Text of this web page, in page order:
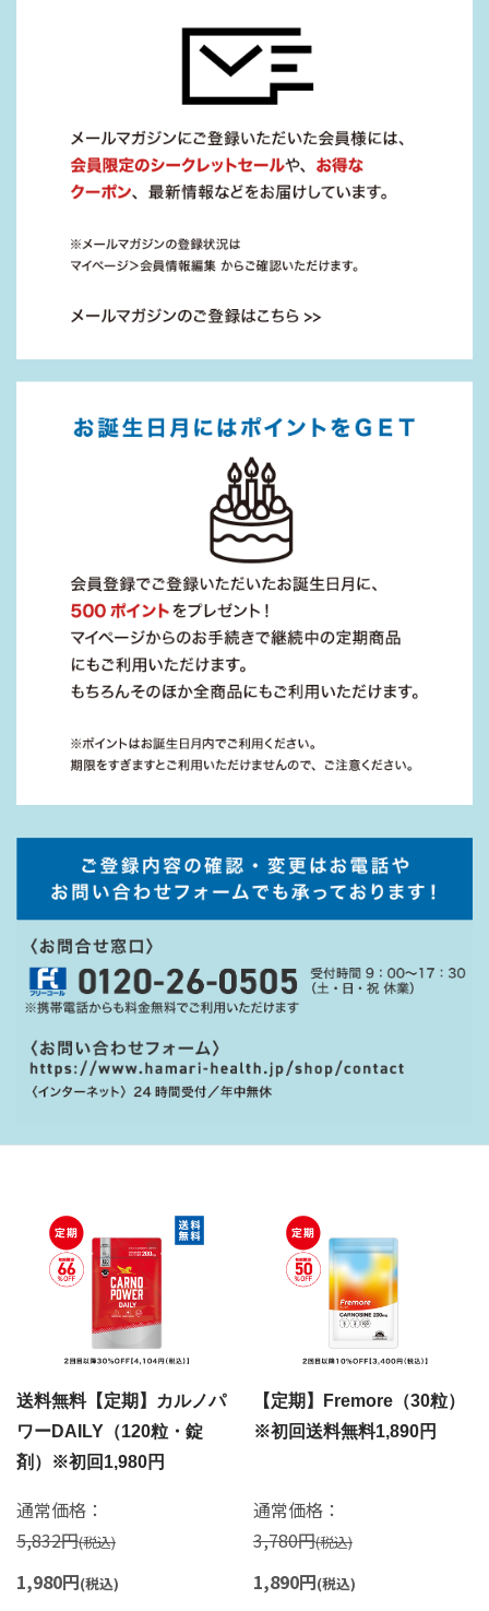
送料無料【定期】カルノパ
ワーDAILY（120粒・錠
剤）※初回1,980円
通常価格：
5,832円(税込)
1,980円(税込)
【定期】Fremore（30粒）
※初回送料無料1,890円
通常価格：
3,780円(税込)
1,890円(税込)